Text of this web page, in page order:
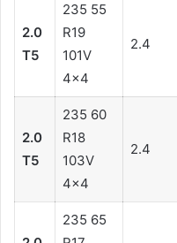
2.0
T5
235 55
R19
101V
4×4
2.4
2.0
T5
235 60
R18
103V
4×4
2.4
235 65